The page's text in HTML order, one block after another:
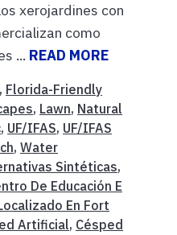
xerojardines con
como
... READ MORE
, Florida-Friendly
, Lawn, Natural
, UF/IFAS, UF/IFAS
, Water
Sintéticas,
De Educación E
En Fort
Artificial, Césped